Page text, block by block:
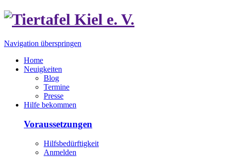
Navigation überspringen
Home
Neuigkeiten
Blog
Termine
Presse
Hilfe bekommen
Voraussetzungen
Hilfsbedürftigkeit
Anmelden